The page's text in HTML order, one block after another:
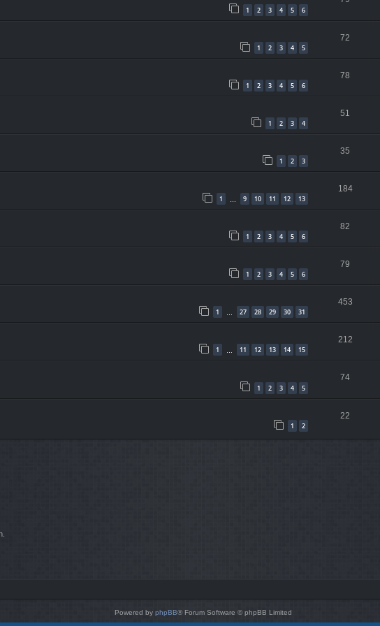
1 2 3 4 5 6
1 2 3 4 5
72
1 2 3 4 5 6
78
1 2 3 4
51
1 2 3
35
1 … 9 10 11 12 13
184
1 2 3 4 5 6
82
1 2 3 4 5 6
79
1 … 27 28 29 30 31
453
1 … 11 12 13 14 15
212
1 2 3 4 5
74
1 2
22
Powered by phpBB® Forum Software © phpBB Limited